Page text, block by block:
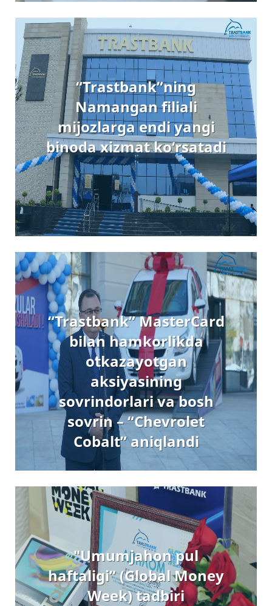
“Trastbank”ning
Namangan filiali
mijozlarga endi yangi
binoda xizmat ko‘rsatadi
“Trastbank” MasterCard
bilan hamkorlikda
oʻtkazayotgan
aksiyasining
sovrindorlari va bosh
sovrin – “Chevrolet
Cobalt” aniqlandi
"Umumjahon pul
haftaligi” (Global Money
Week) tadbiri